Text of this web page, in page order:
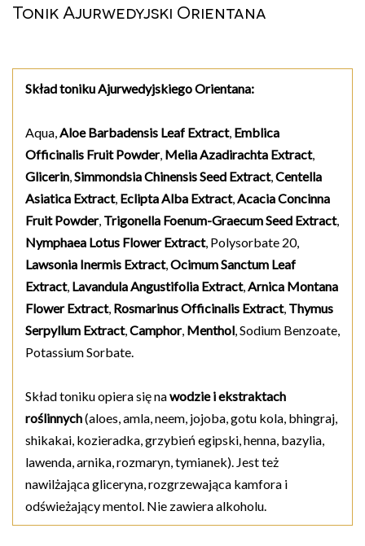
Tonik Ajurwedyjski Orientana
Skład toniku Ajurwedyjskiego Orientana:
Aqua,Aloe Barbadensis Leaf Extract, Emblica
Officinalis Fruit Powder, Melia Azadirachta Extract,
Glicerin,Simmondsia Chinensis Seed Extract,Centella
Asiatica Extract, Eclipta Alba Extract,Acacia Concinna
Fruit Powder, Trigonella Foenum-Graecum Seed Extract,
Nymphaea Lotus Flower Extract, Polysorbate 20,
Lawsonia Inermis Extract,Ocimum Sanctum Leaf
Extract, Lavandula Angustifolia Extract,Arnica Montana
Flower Extract, Rosmarinus Officinalis Extract, Thymus
Serpyllum Extract,Camphor, Menthol, Sodium Benzoate,
Potassium Sorbate.
Skład toniku opiera się nawodzie i ekstraktach
roślinnych(aloes, amla, neem, jojoba, gotu kola, bhingraj,
shikakai, kozieradka, grzybień egipski, henna, bazylia,
lawenda, arnika, rozmaryn, tymianek). Jest też
nawilżająca gliceryna, rozgrzewająca kamfora i
odświeżający mentol. Nie zawiera alkoholu.